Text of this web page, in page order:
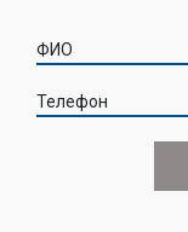
ФИО
Телефон